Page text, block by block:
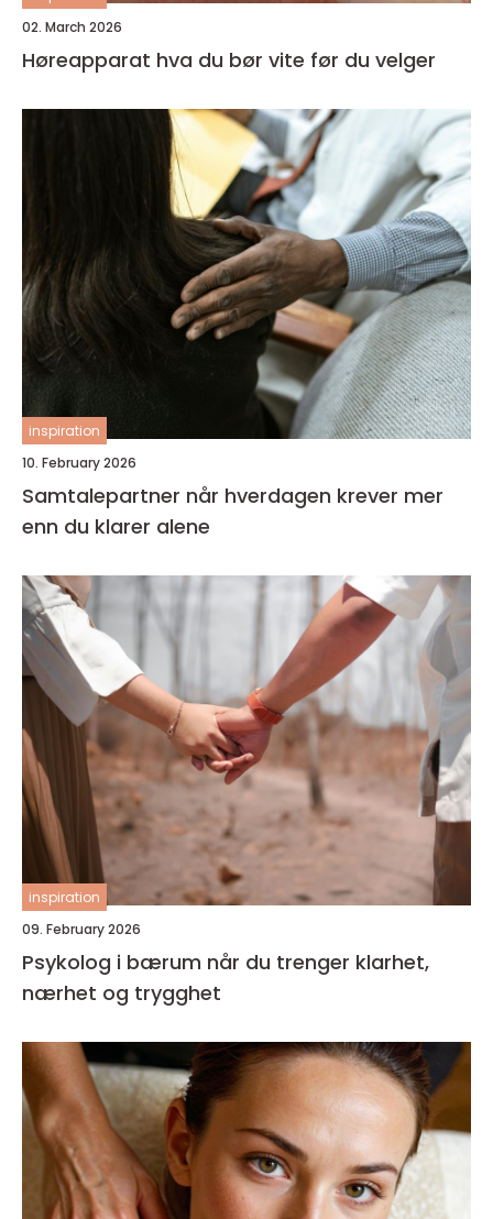
02. March 2026
Høreapparat hva du bør vite før du velger
inspiration
10. February 2026
Samtalepartner når hverdagen krever mer
enn du klarer alene
inspiration
09. February 2026
Psykolog i bærum når du trenger klarhet,
nærhet og trygghet